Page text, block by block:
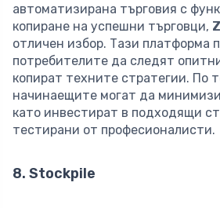
автоматизирана търговия с
копиране на успешни търговци,
отличен избор. Тази платформа
потребителите да следят
копират техните стратегии. По
начинаещите могат да
като инвестират в подходящи
тестирани от професионалисти.
8. Stockpile